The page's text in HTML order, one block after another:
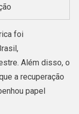
foi
Além disso, o
a recuperação
papel